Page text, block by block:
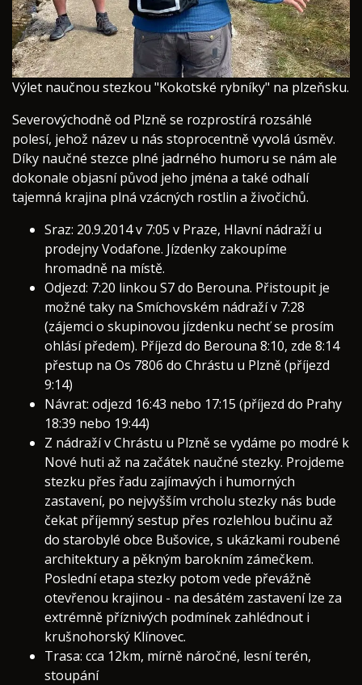
Výlet naučnou stezkou "Kokotské rybníky" na plzeňsku.
Severovýchodně od Plzně se rozprostírá rozsáhlé
polesí, jehož název u nás stoprocentně vyvolá úsměv.
Díky naučné stezce plné jadrného humoru se nám ale
dokonale objasní původ jeho jména a také odhalí
tajemná krajina plná vzácných rostlin a živočichů.
Sraz: 20.9.2014 v 7:05 v Praze, Hlavní nádraží u
prodejny Vodafone. Jízdenky zakoupíme
hromadně na místě.
Odjezd: 7:20 linkou S7 do Berouna. Přistoupit je
možné taky na Smíchovském nádraží v 7:28
(zájemci o skupinovou jízdenku nechť se prosím
ohlásí předem). Příjezd do Berouna 8:10, zde 8:14
přestup na Os 7806 do Chrástu u Plzně (příjezd
9:14)
Návrat: odjezd 16:43 nebo 17:15 (příjezd do Prahy
18:39 nebo 19:44)
Z nádraží v Chrástu u Plzně se vydáme po modré k
Nové huti až na začátek naučné stezky. Projdeme
stezku přes řadu zajímavých i humorných
zastavení, po nejvyšším vrcholu stezky nás bude
čekat příjemný sestup přes rozlehlou bučinu až
do starobylé obce Bušovice, s ukázkami roubené
architektury a pěkným barokním zámečkem.
Poslední etapa stezky potom vede převážně
otevřenou krajinou - na desátém zastavení lze za
extrémně příznivých podmínek zahlédnout i
krušnohorský Klínovec.
Trasa: cca 12km, mírně náročné, lesní terén,
stoupání